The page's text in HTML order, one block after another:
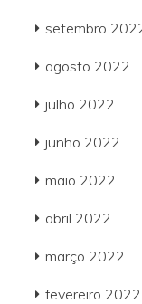
setembro
agosto 2022
julho 2022
junho 2022
maio 2022
abril 2022
março 2022
fevereiro 2022